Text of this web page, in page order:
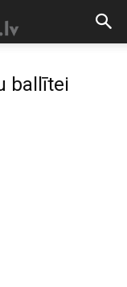
ballītei